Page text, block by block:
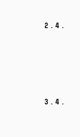
2. 4.
3. 4.